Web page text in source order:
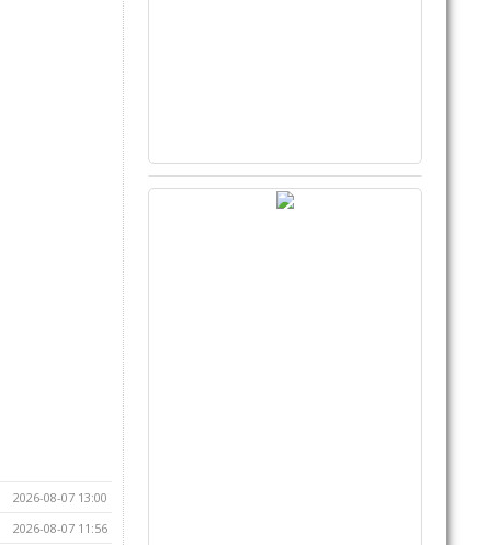
2026-08-07 13:00
2026-08-07 11:56